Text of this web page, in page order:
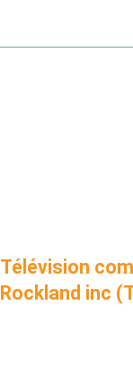
Télévision
Rockland inc